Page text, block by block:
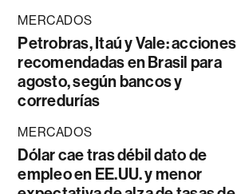
MERCADOS
Petrobras, Itaú y Vale: acciones
recomendadas en Brasil para
agosto, según bancos y
corredurías
MERCADOS
Dólar cae tras débil dato de
empleo en EE.UU. y menor